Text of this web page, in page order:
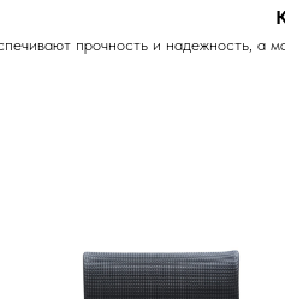
прочность и надежность, а